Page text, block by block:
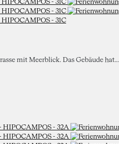
mit Meerblick. Das Gebäude hat...